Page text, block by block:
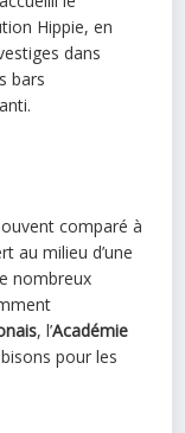
Hippie, en
dans
bars
comparé à
au milieu d’une
nombreux
, l’Académie
pour les